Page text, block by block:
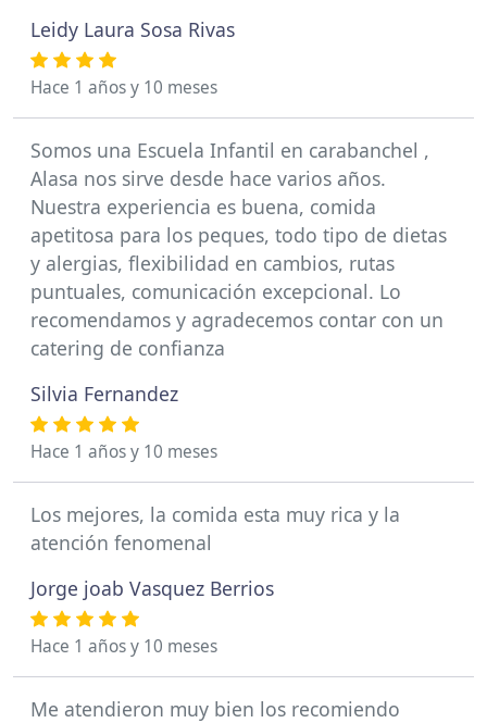
Leidy Laura Sosa Rivas
Hace 1 años y 10 meses
Somos una Escuela Infantil en carabanchel ,
Alasa nos sirve desde hace varios años.
Nuestra experiencia es buena, comida
apetitosa para los peques, todo tipo de dietas
y alergias, flexibilidad en cambios, rutas
puntuales, comunicación excepcional. Lo
recomendamos y agradecemos contar con un
catering de confianza
Silvia Fernandez
Hace 1 años y 10 meses
Los mejores, la comida esta muy rica y la
atención fenomenal
Jorge joab Vasquez Berrios
Hace 1 años y 10 meses
Me atendieron muy bien los recomiendo